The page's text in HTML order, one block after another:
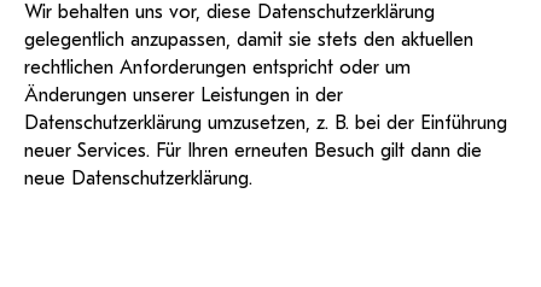
Wir behalten uns vor, diese Datenschutzerklärung
gelegentlich anzupassen, damit sie stets den aktuellen
rechtlichen Anforderungen entspricht oder um
Änderungen unserer Leistungen in der
Datenschutzerklärung umzusetzen, z. B. bei der Einführung
neuer Services. Für Ihren erneuten Besuch gilt dann die
neue Datenschutzerklärung.